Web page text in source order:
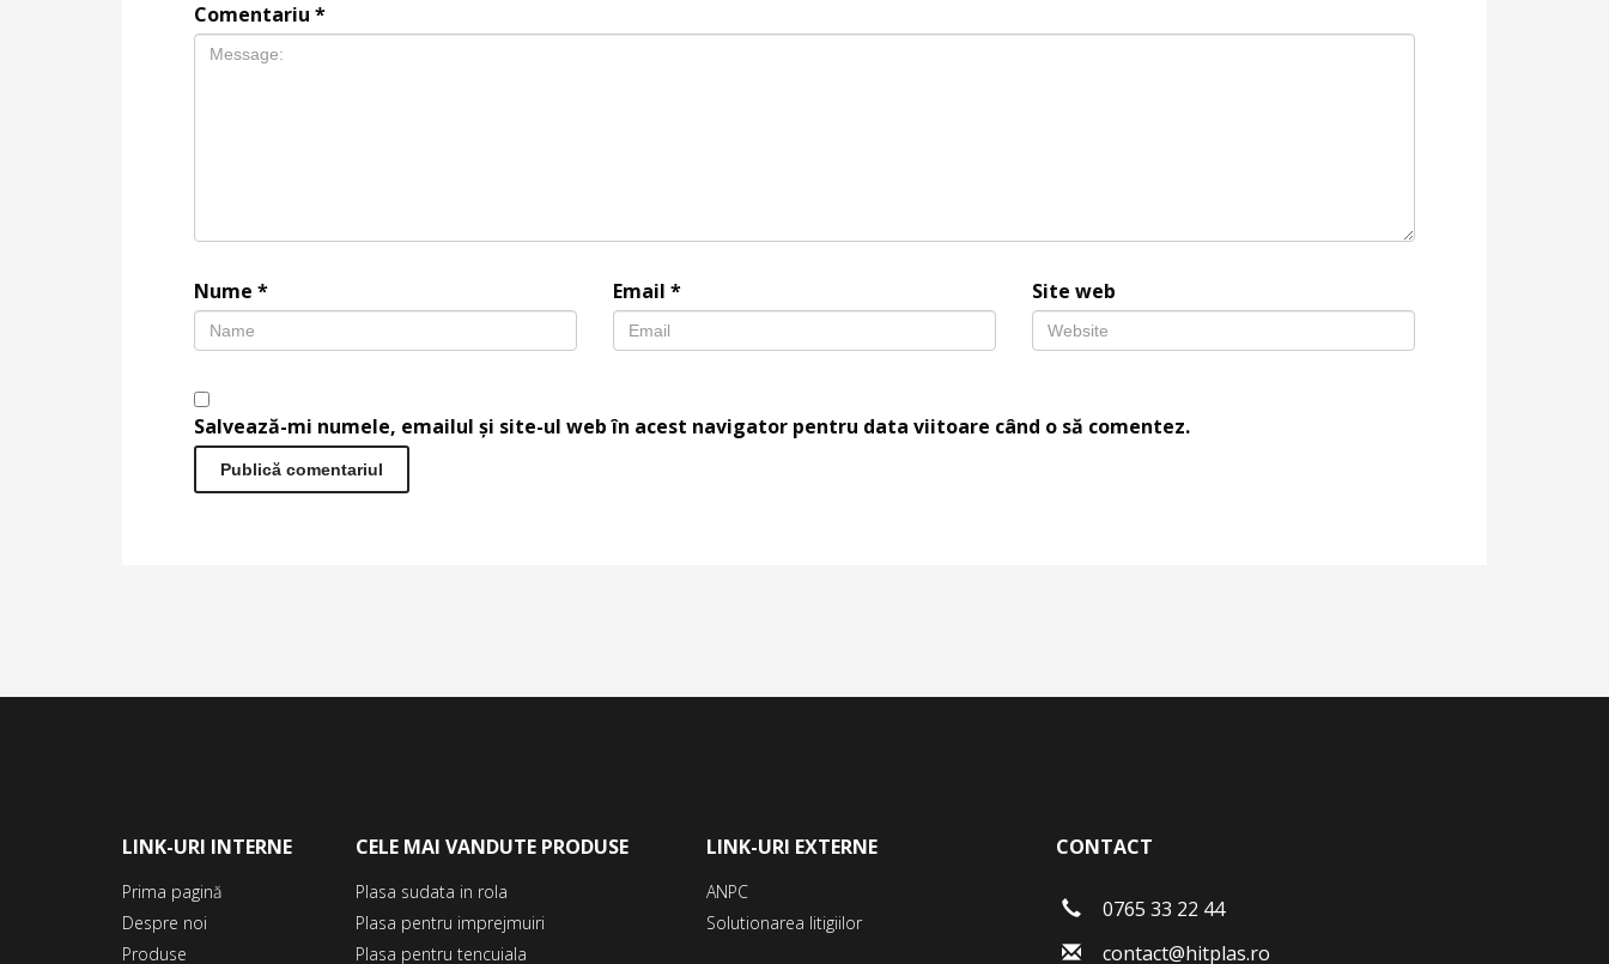
Comentariu *
Nume * Email * Site web
Salvează-mi numele, emailul și site-ul web în acest navigator pentru data viitoare când o să comentez.
LINK-URI INTERNE
Prima pagină
Despre noi
Produse
CELE MAI VANDUTE PRODUSE
Plasa sudata in rola
Plasa pentru imprejmuiri
Plasa pentru tencuiala
LINK-URI EXTERNE
ANPC
Solutionarea litigiilor
CONTACT
0765 33 22 44
contact@hitplas.ro